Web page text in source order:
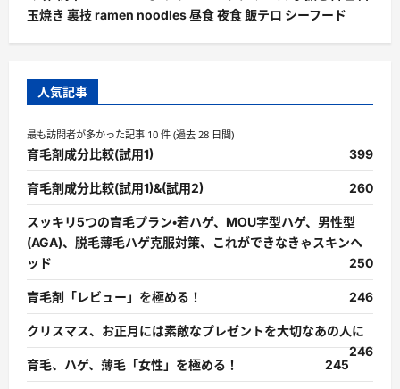
玉焼き 裏技 ramen noodles 昼食 夜食 飯テロ シーフード
人気記事
最も訪問者が多かった記事 10 件 (過去 28 日間)
育毛剤成分比較(試用1) 399
育毛剤成分比較(試用1)&(試用2) 260
スッキリ5つの育毛プラン・若ハゲ、MOU字型ハゲ、男性型
(AGA)、脱毛薄毛ハゲ克服対策、これができなきゃスキンヘ
ッド
250
育毛剤「レビュー」を極める！ 246
クリスマス、お正月には素敵なプレゼントを大切なあの人に
246
育毛、ハゲ、薄毛「女性」を極める！
245